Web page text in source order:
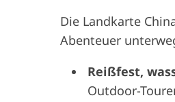
Die Landkarte
Abenteuer
Reißfest,
Outdoor-